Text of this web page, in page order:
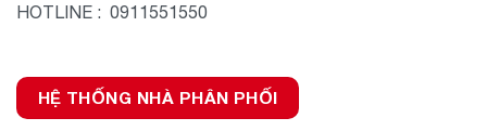
HOTLINE : 0911551550
HỆ THỐNG NHÀ PHÂN PHỐI